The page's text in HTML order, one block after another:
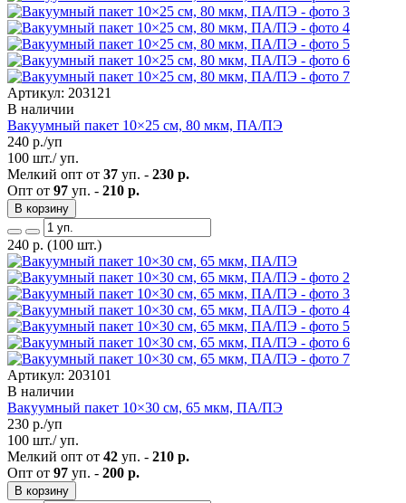
Артикул: 203121
В наличии
Вакуумный пакет 10×25 см, 80 мкм, ПА/ПЭ
240 р./уп
100 шт./ уп.
Мелкий опт от 37 уп. - 230 р.
Опт от 97 уп. - 210 р.
В корзину
240 р. (100 шт.)
Артикул: 203101
В наличии
Вакуумный пакет 10×30 см, 65 мкм, ПА/ПЭ
230 р./уп
100 шт./ уп.
Мелкий опт от 42 уп. - 210 р.
Опт от 97 уп. - 200 р.
В корзину